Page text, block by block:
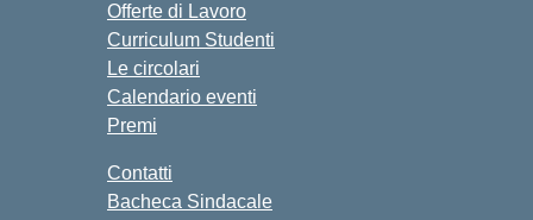
Offerte di Lavoro
Curriculum Studenti
Le circolari
Calendario eventi
Premi
Contatti
Bacheca Sindacale